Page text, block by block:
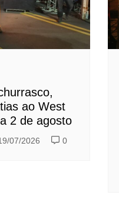
ao West
2 de agosto
07/2026 0